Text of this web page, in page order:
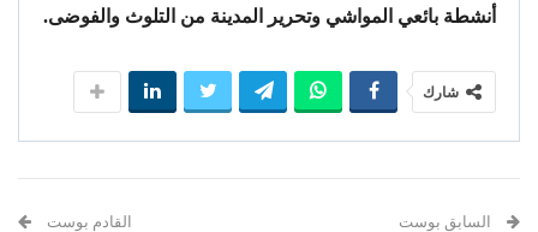
أنشطة بائعي المواشي وتحرير المدينة من التلوث والفوضى.
شارك
السابق بوست
القادم بوست